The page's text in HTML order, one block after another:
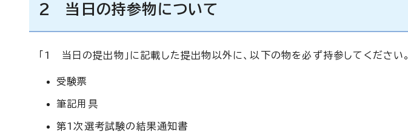
2 当日の持参物について
「1 当日の提出物」に記載した提出物以外に、以下の物を必ず持参してください。
受験票
筆記用具
第1次選考試験の結果通知書